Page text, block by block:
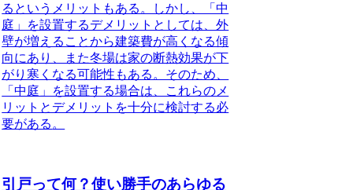
るというメリットもある。しかし、「中
庭」を設置するデメリットとしては、外
壁が増えることから建築費が高くなる傾
向にあり、また冬場は家の断熱効果が下
がり寒くなる可能性もある。そのため、
「中庭」を設置する場合は、これらのメ
リットとデメリットを十分に検討する必
要がある 。
引戸って何？使い勝手のあらゆる